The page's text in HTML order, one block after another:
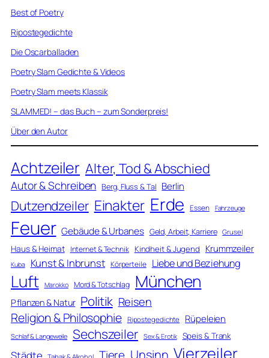
Best of Poetry
Ripostegedichte
Die Oscarballaden
Poetry Slam Gedichte & Videos
Poetry Slam meets Klassik
SLAMMED! – das Buch – zum Sonderpreis!
Über den Autor
Achtzeiler Alter, Tod & Abschied
Autor & Schreiben Berg, Fluss & Tal Berlin
Dutzendzeiler Einakter Erde Essen Fahrzeuge
Feuer Gebäude & Urbanes Geld, Arbeit, Karriere Grusel
Haus & Heimat Internet & Technik Kindheit & Jugend Krummzeiler
Kuba Kunst & Inbrunst Körperteile Liebe und Beziehung
Luft Marokko Mord & Totschlag München
Pflanzen & Natur Politik Reisen
Religion & Philosophie Ripostegedichte Rüpeleien
Schlaf & Langeweile Sechszeiler Sex & Erotik Speis & Trank
Vierzeiler